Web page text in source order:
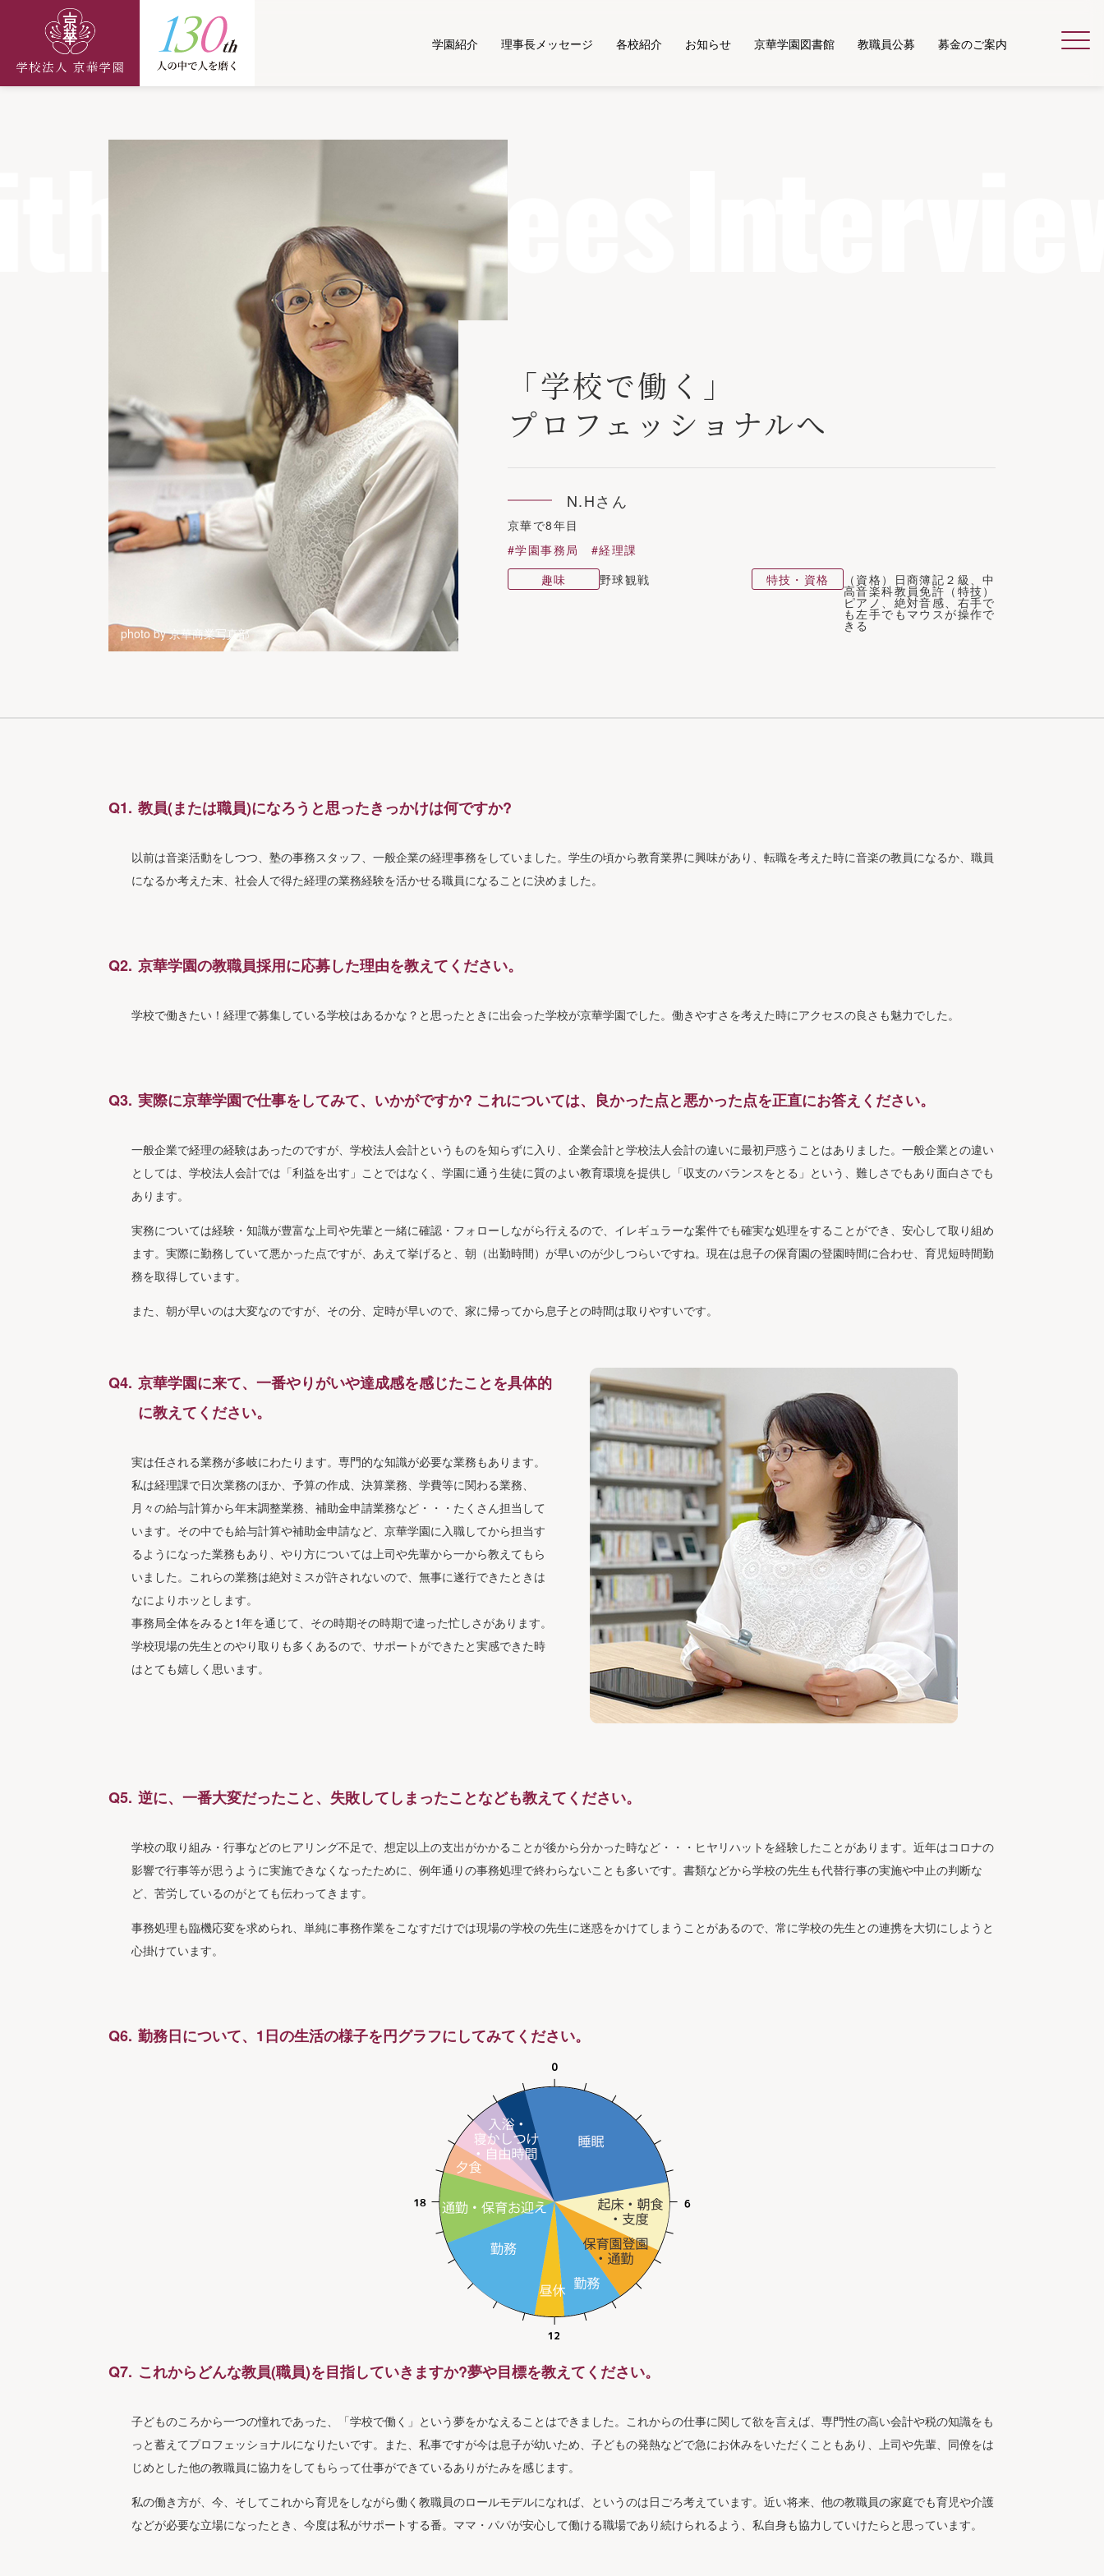
学園紹介 理事長メッセージ 各校紹介 お知らせ 京華学園図書館 教職員公募 募金のご案内
photo by 京華商業写真部
「学校で働く」
プロフェッショナルへ
N.Hさん
京華で8年目
#学園事務局 #経理課
趣味
野球観戦 特技・資格 （資格）日商簿記２級、中
高音楽科教員免許（特技）
ピアノ、絶対音感、右手で
も左手でもマウスが操作で
きる
教員(または職員)になろうと思ったきっかけは何ですか?
以前は音楽活動をしつつ、塾の事務スタッフ、一般企業の経理事務をしていました。学生の頃から教育業界に興味があり、転職を考えた時に音楽の教員になるか、職員
になるか考えた末、社会人で得た経理の業務経験を活かせる職員になることに決めました。
京華学園の教職員採用に応募した理由を教えてください。
学校で働きたい！経理で募集している学校はあるかな？と思ったときに出会った学校が京華学園でした。働きやすさを考えた時にアクセスの良さも魅力でした。
実際に京華学園で仕事をしてみて、いかがですか? これについては、良かった点と悪かった点を正直にお答えください。
一般企業で経理の経験はあったのですが、学校法人会計というものを知らずに入り、企業会計と学校法人会計の違いに最初戸惑うことはありました。一般企業との違い
としては、学校法人会計では「利益を出す」ことではなく、学園に通う生徒に質のよい教育環境を提供し「収支のバランスをとる」という、難しさでもあり面白さでも
あります。
実務については経験・知識が豊富な上司や先輩と一緒に確認・フォローしながら行えるので、イレギュラーな案件でも確実な処理をすることができ、安心して取り組め
ます。実際に勤務していて悪かった点ですが、あえて挙げると、朝（出勤時間）が早いのが少しつらいですね。現在は息子の保育園の登園時間に合わせ、育児短時間勤
務を取得しています。
また、朝が早いのは大変なのですが、その分、定時が早いので、家に帰ってから息子との時間は取りやすいです。
京華学園に来て、一番やりがいや達成感を感じたことを具体的
に教えてください。
実は任される業務が多岐にわたります。専門的な知識が必要な業務もあります。
私は経理課で日次業務のほか、予算の作成、決算業務、学費等に関わる業務、
月々の給与計算から年末調整業務、補助金申請業務など・・・たくさん担当して
います。その中でも給与計算や補助金申請など、京華学園に入職してから担当す
るようになった業務もあり、やり方については上司や先輩から一から教えてもら
いました。これらの業務は絶対ミスが許されないので、無事に遂行できたときは
なによりホッとします。
事務局全体をみると1年を通じて、その時期その時期で違った忙しさがあります。
学校現場の先生とのやり取りも多くあるので、サポートができたと実感できた時
はとても嬉しく思います。
逆に、一番大変だったこと、失敗してしまったことなども教えてください。
学校の取り組み・行事などのヒアリング不足で、想定以上の支出がかかることが後から分かった時など・・・ヒヤリハットを経験したことがあります。近年はコロナの
影響で行事等が思うように実施できなくなったために、例年通りの事務処理で終わらないことも多いです。書類などから学校の先生も代替行事の実施や中止の判断な
ど、苦労しているのがとても伝わってきます。
事務処理も臨機応変を求められ、単純に事務作業をこなすだけでは現場の学校の先生に迷惑をかけてしまうことがあるので、常に学校の先生との連携を大切にしようと
心掛けています。
勤務日について、1日の生活の様子を円グラフにしてみてください。
これからどんな教員(職員)を目指していきますか?夢や目標を教えてください。
子どものころから一つの憧れであった、「学校で働く」という夢をかなえることはできました。これからの仕事に関して欲を言えば、専門性の高い会計や税の知識をも
っと蓄えてプロフェッショナルになりたいです。また、私事ですが今は息子が幼いため、子どもの発熱などで急にお休みをいただくこともあり、上司や先輩、同僚をは
じめとした他の教職員に協力をしてもらって仕事ができているありがたみを感じます。
私の働き方が、今、そしてこれから育児をしながら働く教職員のロールモデルになれば、というのは日ごろ考えています。近い将来、他の教職員の家庭でも育児や介護
などが必要な立場になったとき、今度は私がサポートする番。ママ・パパが安心して働ける職場であり続けられるよう、私自身も協力していけたらと思っています。